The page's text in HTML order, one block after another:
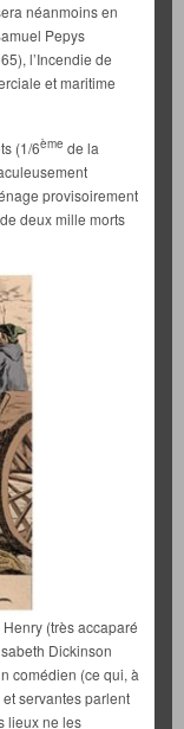
néanmoins en
Pepys
l’Incendie de
et maritime
(1/6ème de la
provisoirement
deux mille morts
Henry (très accaparé
Dickinson
comédien (ce qui, à
servantes parlent
lieux ne les